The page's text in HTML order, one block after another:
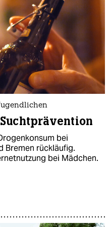
bei
Bremen rückläufig.
bei Mädchen.